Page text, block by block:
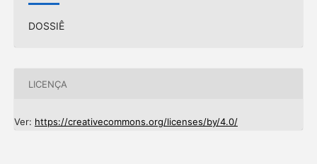
DOSSIÊ
LICENÇA
Ver: https://creativecommons.org/licenses/by/4.0/